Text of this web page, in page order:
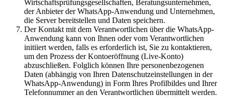
Wirtschaftsprüfungsgesellschaften, Beratungsunternehmen,
der Anbieter der WhatsApp-Anwendung und Unternehmen,
die Server bereitstellen und Daten speichern.
Der Kontakt mit dem Verantwortlichen über die WhatsApp-
Anwendung kann von Ihnen oder vom Verantwortlichen
initiiert werden, falls es erforderlich ist, Sie zu kontaktieren,
um den Prozess der Kontoeröffnung (Live-Konto)
abzuschließen. Folglich können Ihre personenbezogenen
Daten (abhängig von Ihren Datenschutzeinstellungen in der
WhatsApp-Anwendung) in Form Ihres Profilbildes und Ihrer
Telefonnummer an den Verantwortlichen übermittelt werden.